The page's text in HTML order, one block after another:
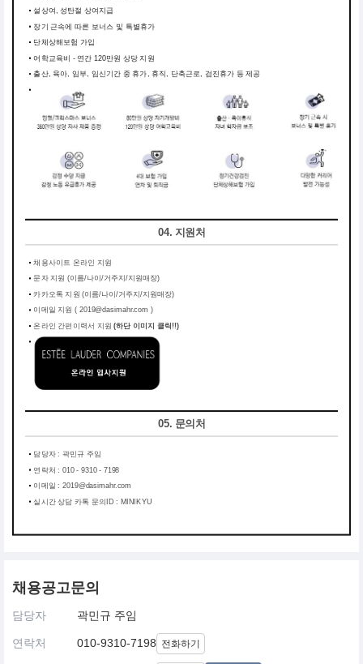
설상여, 성탄절 상여지급
장기 근속에 따른 보너스 및 특별휴가
단체상해보험 가입
어학교육비 - 연간 120만원 상당 지원
출산, 육아, 임부, 임신기간 중 휴가, 휴직, 단축근로, 검진휴가 등 제공
04. 지원처
채용사이트 온라인 지원
문자 지원 (이름/나이/거주지/지원매장)
카카오톡 지원 (이름/나이/거주지/지원매장)
이메일 지원 ( 2019@dasimahr.com )
온라인 간편이력서 지원 (하단 이미지 클릭!!)
05. 문의처
담당자 : 곽민규 주임
연락처 : 010 - 9310 - 7198
이메일 : 2019@dasimahr.com
실시간 상담 카톡 문의ID : MINIKYU
채용공고문의
담당자 곽민규 주임
연락처 010-9310-7198 전화하기